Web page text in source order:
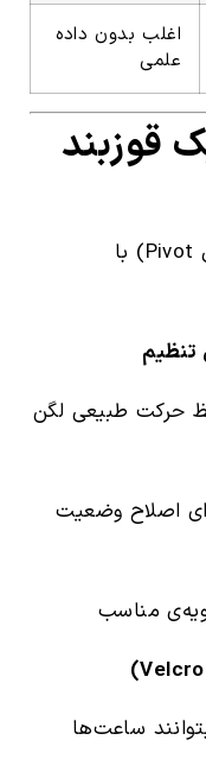
اغلب بدون داده
علمی
قوزبند
نسل جدید قوزبند اسپاینومد (مدل Pivot) با
تنظیم
حرکت طبیعی لگن
اصلاح وضعیت
مناسب
ساعت‌ها